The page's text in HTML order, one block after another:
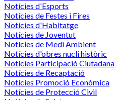
Notícies d'Esports
Notícies de Festes i Fires
Notícies d'Habitatge
Notícies de Joventut
Notícies de Medi Ambient
Notícies d'obres nucli històric
Notícies Participació Ciutadana
Notícies de Recaptació
Notícies Promoció Econòmica
Notícies de Protecció Civil